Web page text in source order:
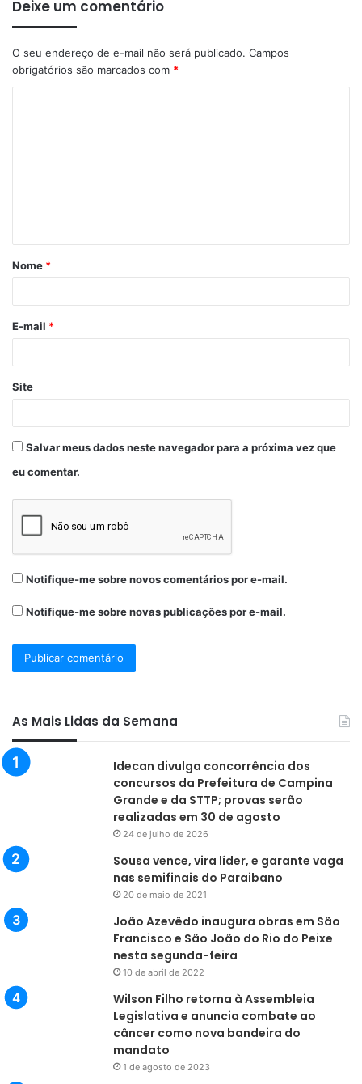
Deixe um comentário
O seu endereço de e-mail não será publicado. Campos
obrigatórios são marcados com *
Nome *
E-mail *
Site
Salvar meus dados neste navegador para a próxima vez que
eu comentar.
Notifique-me sobre novos comentários por e-mail.
Notifique-me sobre novas publicações por e-mail.
As Mais Lidas da Semana
Idecan divulga concorrência dos
concursos da Prefeitura de Campina
Grande e da STTP; provas serão
realizadas em 30 de agosto
24 de julho de 2026
Sousa vence, vira líder, e garante vaga
nas semifinais do Paraibano
20 de maio de 2021
João Azevêdo inaugura obras em São
Francisco e São João do Rio do Peixe
nesta segunda-feira
10 de abril de 2022
Wilson Filho retorna à Assembleia
Legislativa e anuncia combate ao
câncer como nova bandeira do
mandato
1 de agosto de 2023